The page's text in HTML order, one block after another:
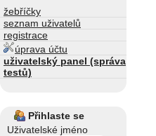
žebříčky
seznam uživatelů
registrace
úprava účtu
uživatelský panel (správa
testů)
Přihlaste se
Uživatelské jméno